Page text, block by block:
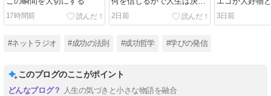
17時間前
2日前
3日前
#ネットラジオ #成功の法則 #成功哲学 #学びの発信
このブログのここがポイント
人生の気づきと小さな物語を融合